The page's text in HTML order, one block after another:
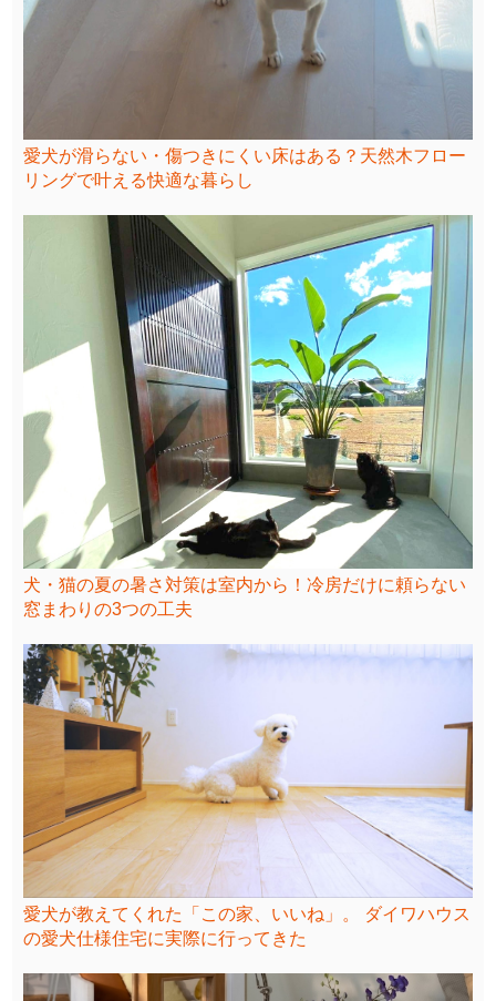
愛犬が滑らない・傷つきにくい床はある？天然木フロー
リングで叶える快適な暮らし
犬・猫の夏の暑さ対策は室内から！冷房だけに頼らない
窓まわりの3つの工夫
愛犬が教えてくれた「この家、いいね」。 ダイワハウス
の愛犬仕様住宅に実際に行ってきた